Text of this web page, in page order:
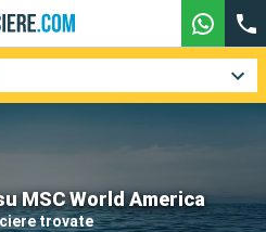
MSC World America
trovate